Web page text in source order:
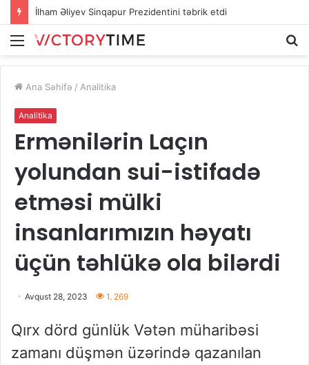
İlham Əliyev Sinqapur Prezidentini təbrik etdi
Menu
Ana Səhifə / Analitika
Analitika
Ermənilərin Laçın
yolundan sui-istifadə
etməsi mülki
insanlarımızın həyatı
üçün təhlükə ola bilərdi
Avqust 28, 2023 1. 269
Qırx dörd günlük Vətən müharibəsi
zamanı düşmən üzərində qazanılan